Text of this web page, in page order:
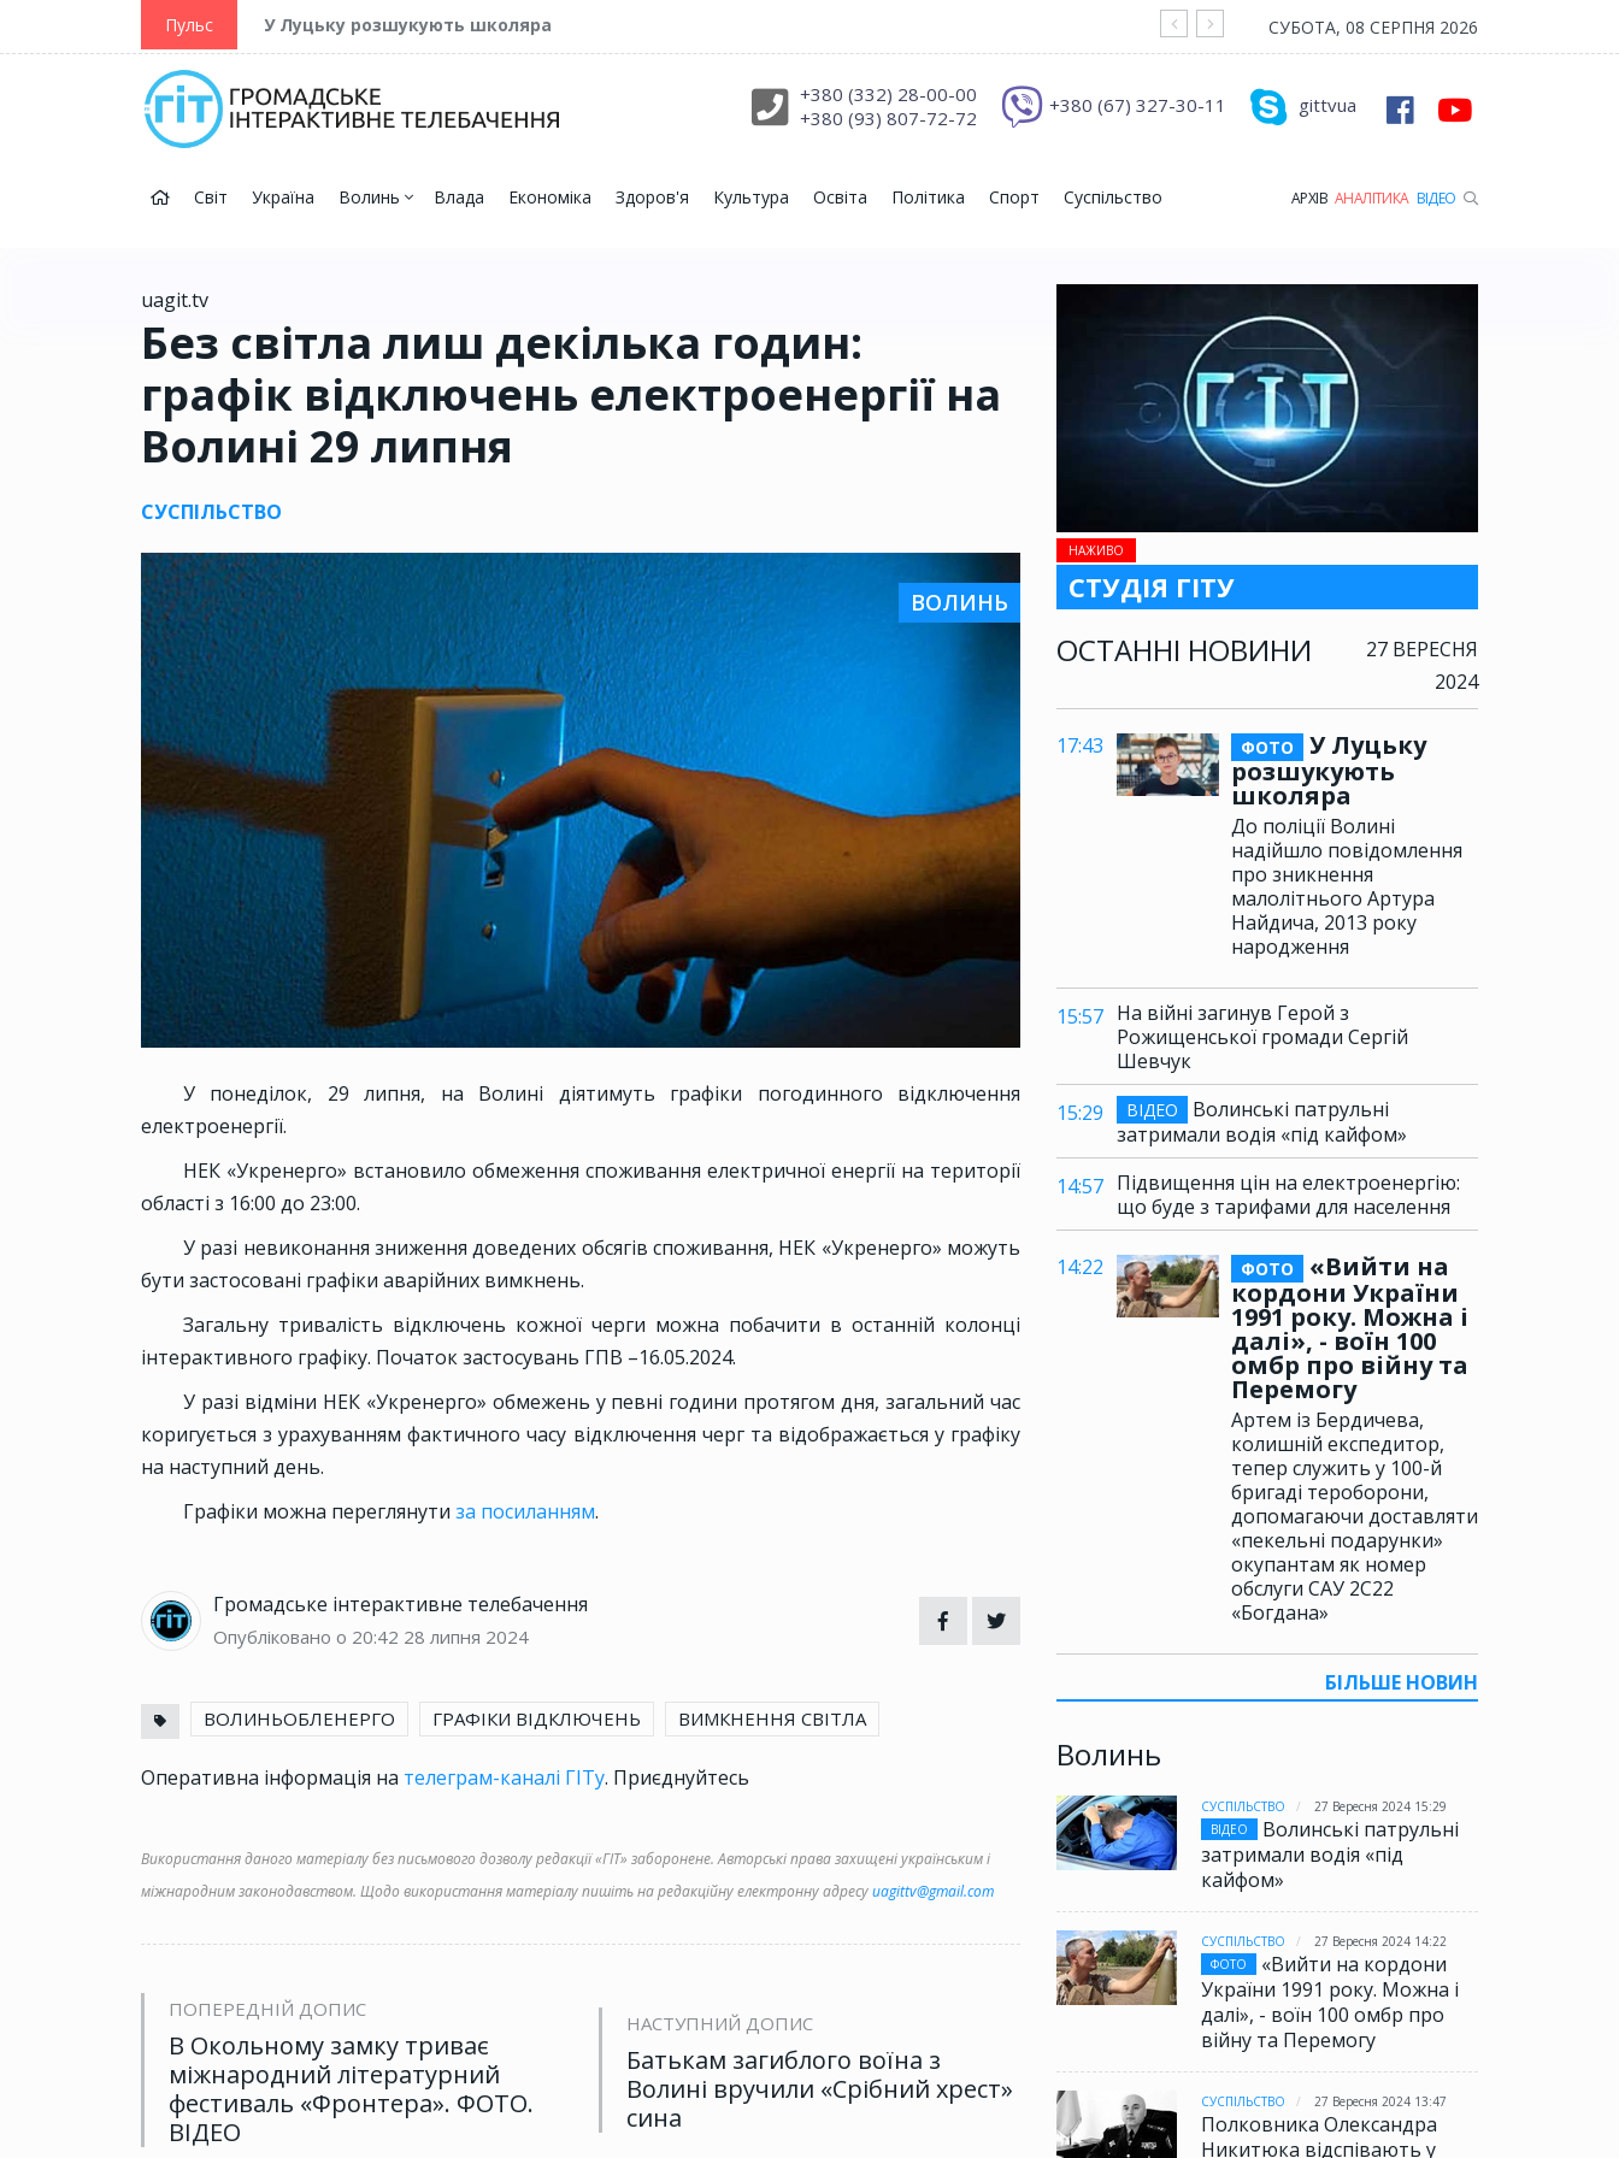
Пульс У Луцьку розшукують школяра На війні загинув Герой з Рожищенської
СУБОТА, 08 СЕРПНЯ 2026
gittvua
+380 (67) 327-30-11
+380 (332) 28-00-00
+380 (93) 807-72-72
Світ Україна Волинь Влада Економіка Здоров'я Культура Освіта Політика Спорт Суспільство АРХІВ АНАЛІТИКА ВІДЕО
НАЖИВО
СТУДІЯ ГІТУ
ОСТАННІ НОВИНИ
27 ВЕРЕСНЯ
2024
17:43 ФОТО
У Луцьку
розшукують
школяра
До поліції Волині
надійшло повідомлення
про зникнення
малолітнього Артура
Найдича, 2013 року
народження
15:57 На війні загинув Герой з
Рожищенської громади Сергій
Шевчук
15:29
ВІДЕО
Волинські патрульні
затримали водія «під кайфом»
14:57 Підвищення цін на електроенергію:
що буде з тарифами для населення
14:22 ФОТО
«Вийти на
кордони України
1991 року. Можна і
далі», - воїн 100
омбр про війну та
Перемогу
Артем із Бердичева,
колишній експедитор,
тепер служить у 100-й
бригаді тероборони,
допомагаючи доставляти
«пекельні подарунки»
окупантам як номер
обслуги САУ 2С22
«Богдана»
БІЛЬШЕ НОВИН
Волинь
СУСПІЛЬСТВО
27 Вересня 2024 15:29
ВІДЕО
Волинські патрульні
затримали водія «під
кайфом»
СУСПІЛЬСТВО
27 Вересня 2024 14:22
ФОТО
«Вийти на кордони
України 1991 року. Можна і
далі», - воїн 100 омбр про
війну та Перемогу
СУСПІЛЬСТВО 27 Вересня 2024 13:47
Полковника Олександра
Никитюка відспівають у
uagit.tv
Без світла лиш декілька годин:
графік відключень електроенергії на
Волині 29 липня
СУСПІЛЬСТВО
ВОЛИНЬ
У понеділок, 29 липня, на Волині діятимуть графіки погодинного відключення
електроенергії.
НЕК «Укренерго» встановило обмеження споживання електричної енергії на території
області з 16:00 до 23:00.
У разі невиконання зниження доведених обсягів споживання, НЕК «Укренерго» можуть
бути застосовані графіки аварійних вимкнень.
Загальну тривалість відключень кожної черги можна побачити в останній колонці
інтерактивного графіку. Початок застосувань ГПВ –16.05.2024.
У разі відміни НЕК «Укренерго» обмежень у певні години протягом дня, загальний час
коригується з урахуванням фактичного часу відключення черг та відображається у графіку
на наступний день.
Графіки можна переглянути за посиланням.
Громадське інтерактивне телебачення
Опубліковано о 20:42 28 липня 2024
ВОЛИНЬОБЛЕНЕРГО ГРАФІКИ ВІДКЛЮЧЕНЬ ВИМКНЕННЯ СВІТЛА
Оперативна інформація на телеграм-каналі ГІТу. Приєднуйтесь
Використання даного матеріалу без письмового дозволу редакції «ГІТ» заборонене. Авторські права захищені українським і
міжнародним законодавством. Щодо використання матеріалу пишіть на редакційну електронну адресуuagittv@gmail.com
ПОПЕРЕДНІЙ ДОПИС
В Окольному замку триває
міжнародний літературний
фестиваль «Фронтера». ФОТО.
ВІДЕО
НАСТУПНИЙ ДОПИС
Батькам загиблого воїна з
Волині вручили «Срібний хрест»
сина